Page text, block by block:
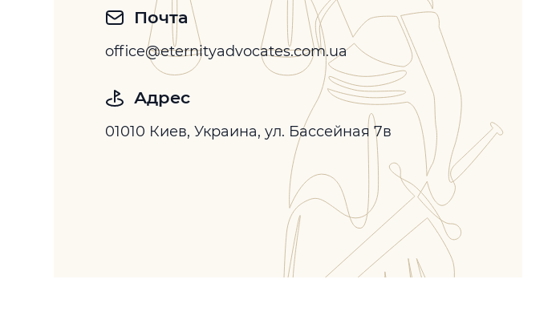
Почта
office@eternityadvocates.com.ua
Адрес
01010 Киев, Украина, ул. Бассейная 7в